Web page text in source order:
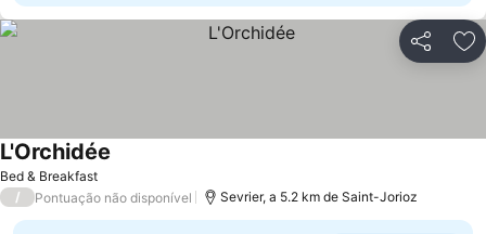
Partilhar
Bed & Breakfast
L'Orchidée
/ Pontuação não disponível Sevrier, a 5.2 km de Saint-Jorioz